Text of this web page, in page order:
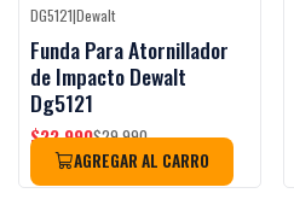
-23%OFF
Agotado
DG5121|Dewalt
Funda Para Atornillador
de Impacto Dewalt
Dg5121
$22.990$29.990
AGREGAR AL CARRO